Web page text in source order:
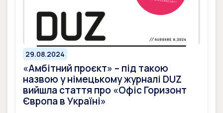
29.08.2024
«Амбітний проєкт» – під такою
назвою у німецькому журналі DUZ
вийшла стаття про «Офіс Горизонт
Європа в Україні»